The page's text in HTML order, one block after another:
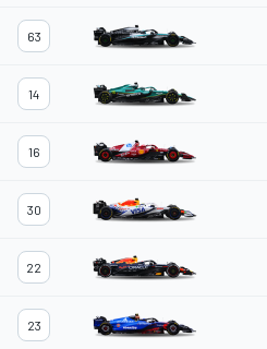
63
14
16
30
22
23